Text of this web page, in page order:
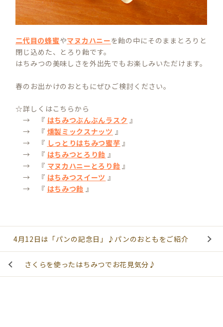
二代目の蜂蜜やマヌカハニーを飴の中にそのままとろりと
閉じ込めた、とろり飴です。
はちみつの美味しさを外出先でもお楽しみいただけます。
春のお出かけのおともにぜひご検討ください。
☆詳しくはこちらから
→ 『 はちみつぶんぶんラスク 』
→ 『 燻製ミックスナッツ 』
→ 『 しっとりはちみつ蜜芋 』
→ 『 はちみつとろり飴 』
→ 『 マヌカハニーとろり飴 』
→ 『 はちみつスイーツ 』
→ 『 はちみつ飴 』
4月12日は「パンの記念日」♪パンのおともをご紹介
さくらを使ったはちみつでお花見気分♪